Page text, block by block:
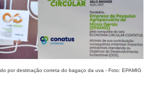
por destinação correta do bagaço da uva - Foto: EPAMIG